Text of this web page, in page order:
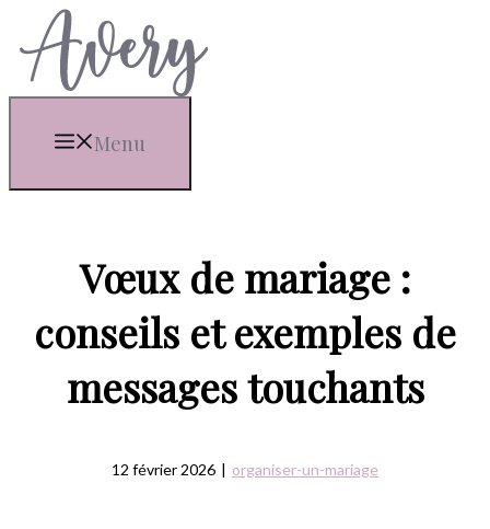
Aller
au
contenu
Menu
Vœux de mariage :
conseils et exemples de
messages touchants
12 février 2026 | organiser-un-mariage